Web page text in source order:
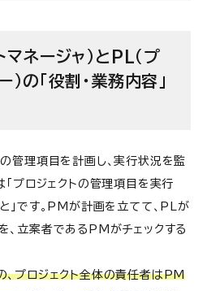
「リスク管理」なども重要
トリーダー）は、「若手メンバの育成」
問題への対応力」なども重要
トマネージャ）はプロジェクトの先を
を想定したりする「想像力」が大切
トリーダー）はプロジェクトを計画通
ための「リーダーシップ」が大切
ージャ）とPL（プロジェクト
スキル」と「次のキャリアパス」
マネージャ）とPL（プ
）の「役割・業務内容」
管理項目を計画し、実行状況を監
「プロジェクトの管理項目を実行
」です。PMが計画を立てて、PLが
、立案者であるPMがチェックする
プロジェクト全体の責任者はPM